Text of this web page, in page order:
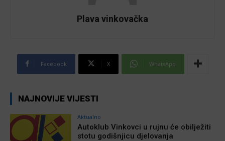
Plava vinkovačka
Facebook X WhatsApp
NAJNOVIJE VIJESTI
Aktualno
Autoklub Vinkovci u rujnu će obilježiti
stotu godišnjicu djelovanja